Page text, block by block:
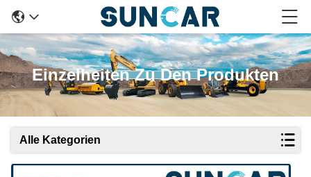
Einzelheiten Zu Den Produkten
Alle Kategorien